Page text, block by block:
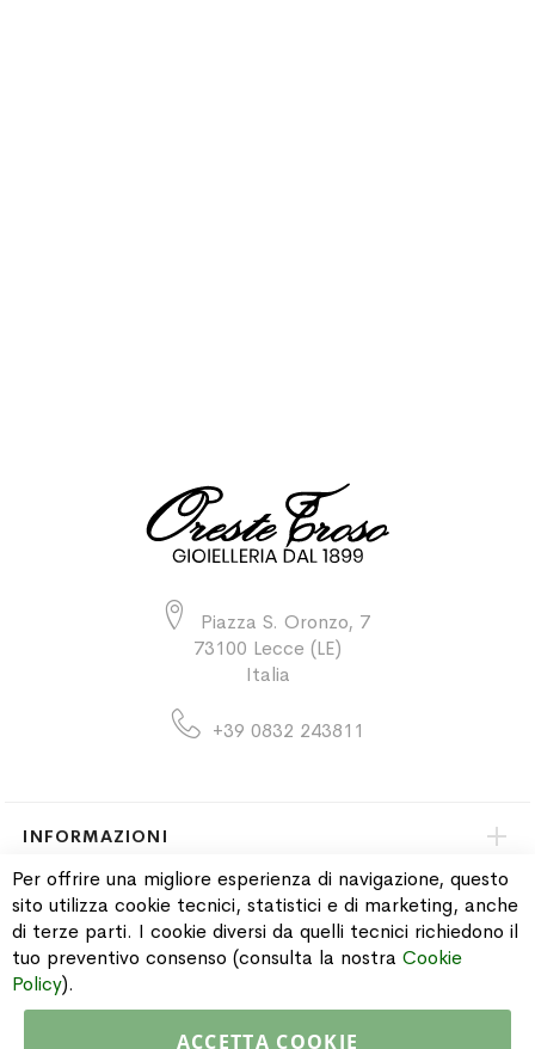
Piazza S. Oronzo, 7
73100 Lecce (LE)
Italia
+39 0832 243811
INFORMAZIONI
PAGAMENTI & SPEDIZIONI
CATALOGO
Per offrire una migliore esperienza di navigazione, questo
sito utilizza cookie tecnici, statistici e di marketing, anche
di terze parti. I cookie diversi da quelli tecnici richiedono il
tuo preventivo consenso (consulta la nostra Cookie
Policy).
ACCETTA COOKIE